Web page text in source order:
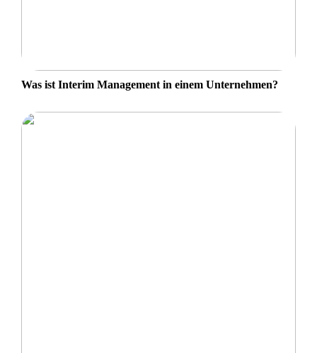
Was ist Interim Management in einem Unternehmen?